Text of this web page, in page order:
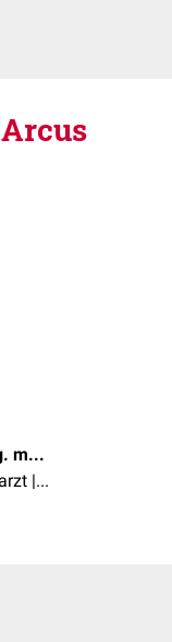
Arcus
Mag. med. vet. Patrick Messner
Tierarzt | Tierärztin